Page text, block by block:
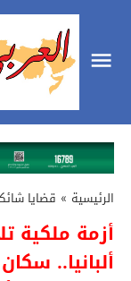
الرئيسية » قضايا
أزمة ملكية
ألبانيا..